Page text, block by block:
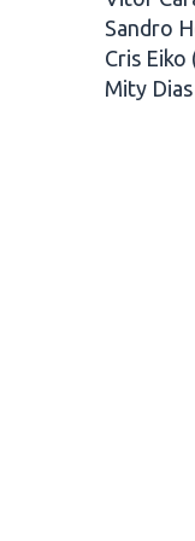
Sandro
Cris Eiko
Mity